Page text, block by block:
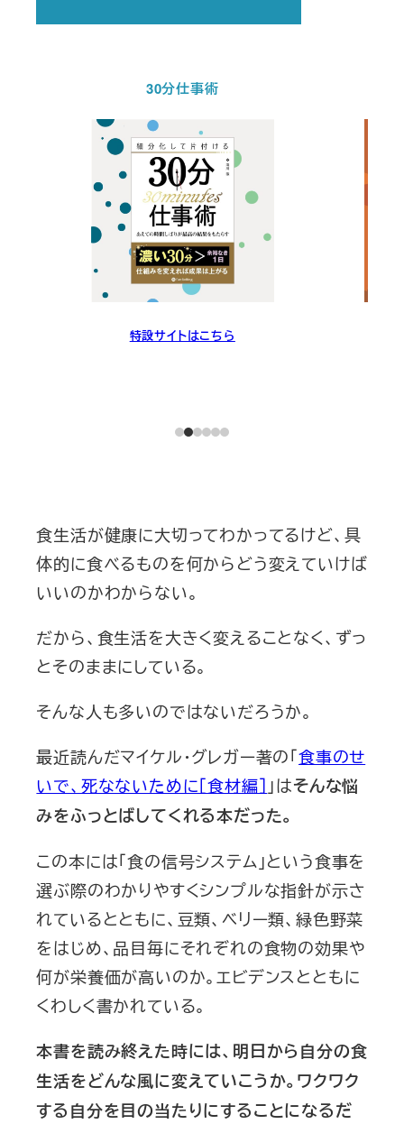
30分仕事術
特設サイトはこちら
食生活が健康に大切ってわかってるけど、具
体的に食べるものを何からどう変えていけば
いいのかわからない。
だから、食生活を大きく変えることなく、ずっ
とそのままにしている。
そんな人も多いのではないだろうか。
最近読んだマイケル・グレガー著の「食事のせ
いで、死なないために［食材編］ 」はそんな悩
みをふっとばしてくれる本だった。
この本には「食の信号システム」という食事を
選ぶ際のわかりやすくシンプルな指針が示さ
れているとともに、豆類、ベリー類、緑色野菜
をはじめ、品目毎にそれぞれの食物の効果や
何が栄養価が高いのか。エビデンスとともに
くわしく書かれている。
本書を読み終えた時には、明日から自分の食
生活をどんな風に変えていこうか。ワクワク
する自分を目の当たりにすることになるだ